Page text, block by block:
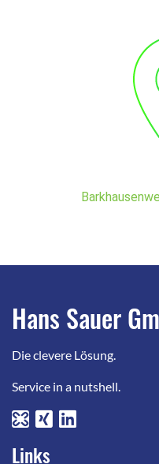
Hans Sauer
Die clevere Lösung.
Service in a nutshell.
Links